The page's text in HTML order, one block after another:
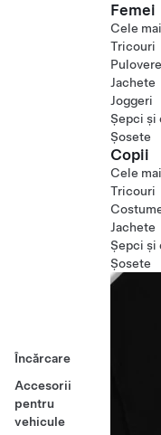
Încărcare
Accesorii
pentru
vehicule
Femei
Cele
Tricouri
Jachete
Joggeri
Șepci și
Șosete
Copii
Cele
Tricouri
Jachete
Șepci și
Șosete